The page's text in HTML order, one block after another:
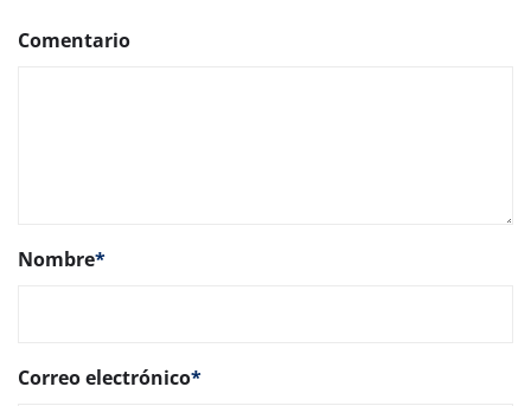
Comentario
Nombre*
Correo electrónico*